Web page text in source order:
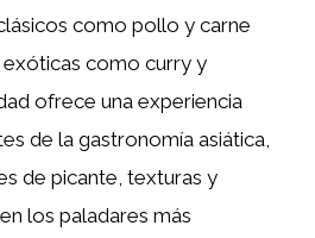
como pollo y carne
como curry y
ofrece una experiencia
de la gastronomía asiática,
de picante, texturas y
los paladares más